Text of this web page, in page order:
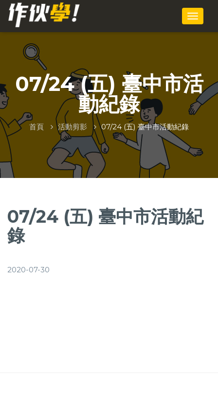
07/24 (五) 臺中市活
動紀錄
首頁 活動剪影 07/24 (五) 臺中市活動紀錄
07/24 (五) 臺中市活動紀
錄
2020-07-30